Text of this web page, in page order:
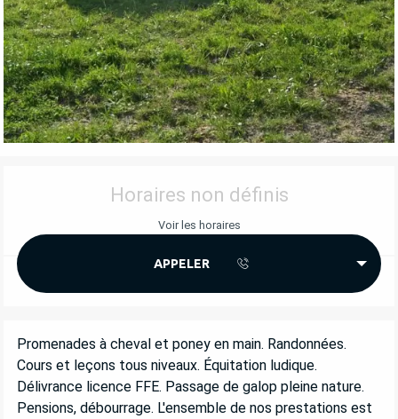
OUVERTURE ET COORDONNÉES
Horaires non définis
Voir les horaires
APPELER
DESCRIPTION
Promenades à cheval et poney en main. Randonnées.
Cours et leçons tous niveaux. Équitation ludique.
Délivrance licence FFE. Passage de galop pleine nature.
Pensions, débourrage. L'ensemble de nos prestations est